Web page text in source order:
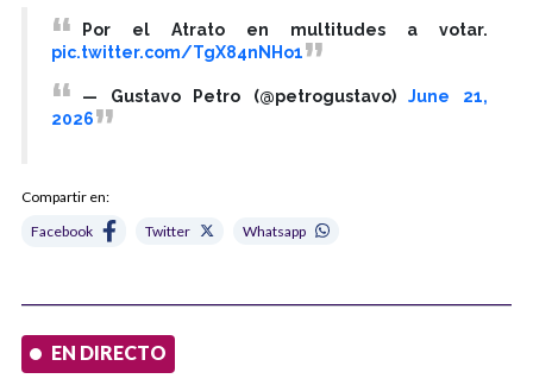
Por el Atrato en multitudes a votar.
pic.twitter.com/TgX84nNHo1
— Gustavo Petro (@petrogustavo)June 21,
2026
Compartir en:
Facebook
Twitter Whatsapp
EN DIRECTO